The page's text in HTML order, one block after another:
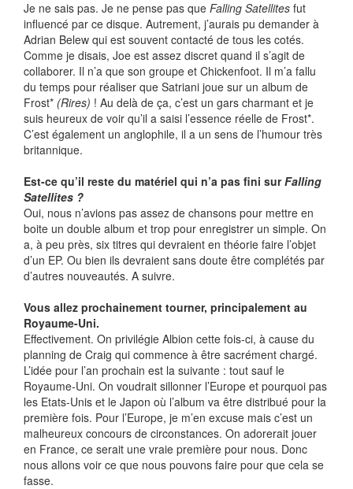
Je ne sais pas. Je ne pense pas que Falling Satellites fut
influencé par ce disque. Autrement, j’aurais pu demander à
Adrian Belew qui est souvent contacté de tous les cotés.
Comme je disais, Joe est assez discret quand il s’agit de
collaborer. Il n’a que son groupe et Chickenfoot. Il m’a fallu
du temps pour réaliser que Satriani joue sur un album de
Frost* (Rires) ! Au delà de ça, c’est un gars charmant et je
suis heureux de voir qu’il a saisi l’essence réelle de Frost*.
C’est également un anglophile, il a un sens de l’humour très
britannique.
Est-ce qu’il reste du matériel qui n’a pas fini surFalling
Satellites ?
Oui, nous n’avions pas assez de chansons pour mettre en
boite un double album et trop pour enregistrer un simple. On
a, à peu près, six titres qui devraient en théorie faire l’objet
d’un EP. Ou bien ils devraient sans doute être complétés par
d’autres nouveautés. A suivre.
Vous allez prochainement tourner, principalement au
Royaume-Uni.
Effectivement. On privilégie Albion cette fois-ci, à cause du
planning de Craig qui commence à être sacrément chargé.
L’idée pour l’an prochain est la suivante : tout sauf le
Royaume-Uni. On voudrait sillonner l’Europe et pourquoi pas
les Etats-Unis et le Japon où l’album va être distribué pour la
première fois. Pour l’Europe, je m’en excuse mais c’est un
malheureux concours de circonstances. On adorerait jouer
en France, ce serait une vraie première pour nous. Donc
nous allons voir ce que nous pouvons faire pour que cela se
fasse.